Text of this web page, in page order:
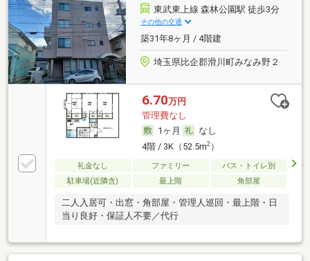
東武東上線 森林公園駅 徒歩3分
その他の交通
築31年8ヶ月 / 4階建
埼玉県比企郡滑川町みなみ野２
6.70万円
管理費なし
1ヶ月
なし
4階 / 3K（52.5m2）
礼金なし ファミリー
バス・トイレ別
駐車場(近隣含)
最上階 角部屋
二人入居可・出窓・角部屋・管理人巡回・最上階・日
当り良好・保証人不要／代行